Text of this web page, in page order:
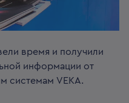
время и получили
информации от
системам VEKA.